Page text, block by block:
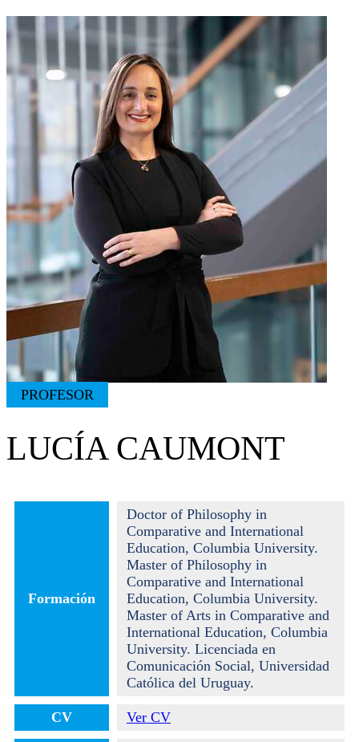
PROFESOR
LUCÍA CAUMONT
Formación
Doctor of Philosophy in
Comparative and International
Education, Columbia University.
Master of Philosophy in
Comparative and International
Education, Columbia University.
Master of Arts in Comparative and
International Education, Columbia
University. Licenciada en
Comunicación Social, Universidad
Católica del Uruguay.
CV Ver CV